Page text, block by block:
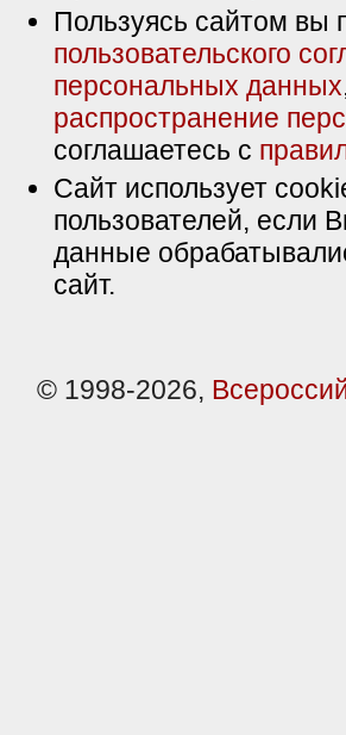
Пользуясь сайтом вы
пользовательского
персональных данных
распространение
соглашаетесь с
Сайт использует
пользователей, если
данные
сайт.
© 1998-2026,